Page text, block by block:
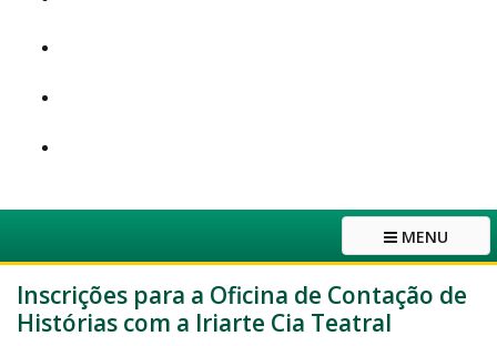
MENU
Inscrições para a Oficina de Contação de
Histórias com a Iriarte Cia Teatral